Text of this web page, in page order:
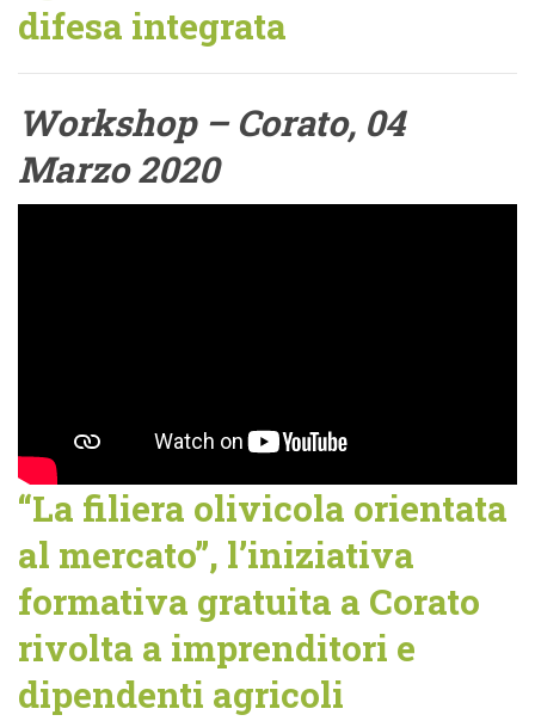
difesa integrata
Workshop – Corato, 04
Marzo 2020
“La filiera olivicola orientata
al mercato”, l’iniziativa
formativa gratuita a Corato
rivolta a imprenditori e
dipendenti agricoli